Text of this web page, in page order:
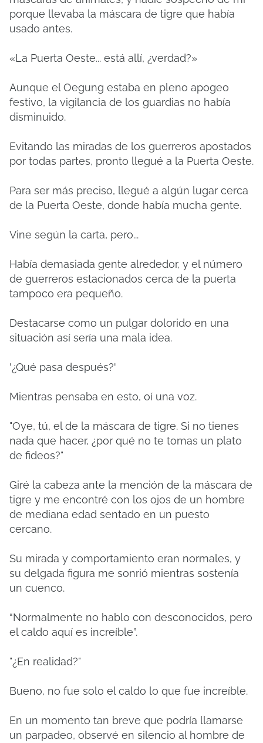
porque llevaba la máscara de tigre que había
usado antes.
«La Puerta Oeste... está allí, ¿verdad?»
Aunque el Oegung estaba en pleno apogeo
festivo, la vigilancia de los guardias no había
disminuido.
Evitando las miradas de los guerreros apostados
por todas partes, pronto llegué a la Puerta Oeste.
Para ser más preciso, llegué a algún lugar cerca
de la Puerta Oeste, donde había mucha gente.
Vine según la carta, pero...
Había demasiada gente alrededor, y el número
de guerreros estacionados cerca de la puerta
tampoco era pequeño.
Destacarse como un pulgar dolorido en una
situación así sería una mala idea.
'¿Qué pasa después?'
Mientras pensaba en esto, oí una voz.
"Oye, tú, el de la máscara de tigre. Si no tienes
nada que hacer, ¿por qué no te tomas un plato
de fideos?"
Giré la cabeza ante la mención de la máscara de
tigre y me encontré con los ojos de un hombre
de mediana edad sentado en un puesto
cercano.
Su mirada y comportamiento eran normales, y
su delgada figura me sonrió mientras sostenía
un cuenco.
“Normalmente no hablo con desconocidos, pero
el caldo aquí es increíble”.
"¿En realidad?"
Bueno, no fue solo el caldo lo que fue increíble.
En un momento tan breve que podría llamarse
un parpadeo, observé en silencio al hombre de